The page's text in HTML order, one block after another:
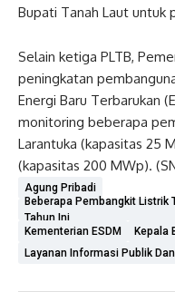
Bupati Tanah Laut untuk
Selain ketiga PLTB,
peningkatan
Energi Baru Terbarukan
monitoring beberapa
Larantuka (kapasitas 25
(kapasitas 200 MWp).
Agung Pribadi
Beberapa Pembangkit Listrik
Tahun Ini
Kementerian ESDM
Kepala
Layanan Informasi Publik